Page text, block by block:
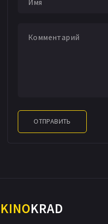
ОТПРАВИТЬ
KINOKRAD